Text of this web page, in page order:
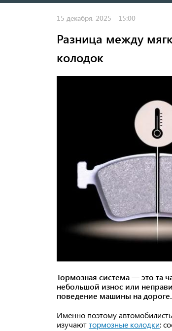
15 декабря, 2025 - 15:00
Разница между
колодок
Тормозная система — это та
небольшой износ или
поведение машины на дороге.
Именно поэтому
изучаюттормозные колодки: